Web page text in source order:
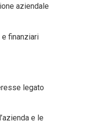
aziendale
finanziari
legato
e le